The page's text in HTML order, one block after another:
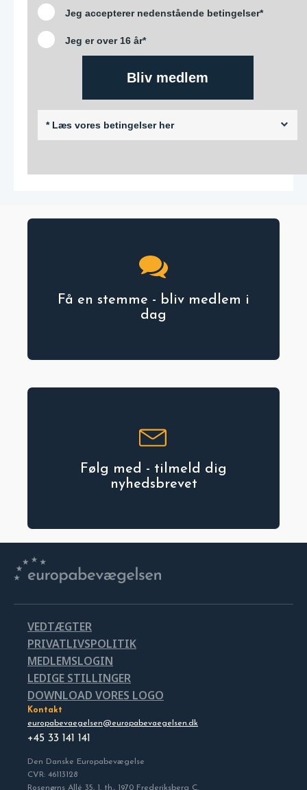
Få en stemme - bliv medlem i
dag
Følg med - tilmeld dig
nyhedsbrevet
VEDTÆGTER
PRIVATLIVSPOLITIK
MEDLEMSLOGIN
LEDIGE STILLINGER
DOWNLOAD VORES LOGO
Kontakt
europabevaegelsen@europabevaegelsen.dk
+45 33 141 141
Den Danske Europabevægelse
CVR: 46113128
Rosenørns Allé 35, 1. th., 1970 Frederiksberg C.